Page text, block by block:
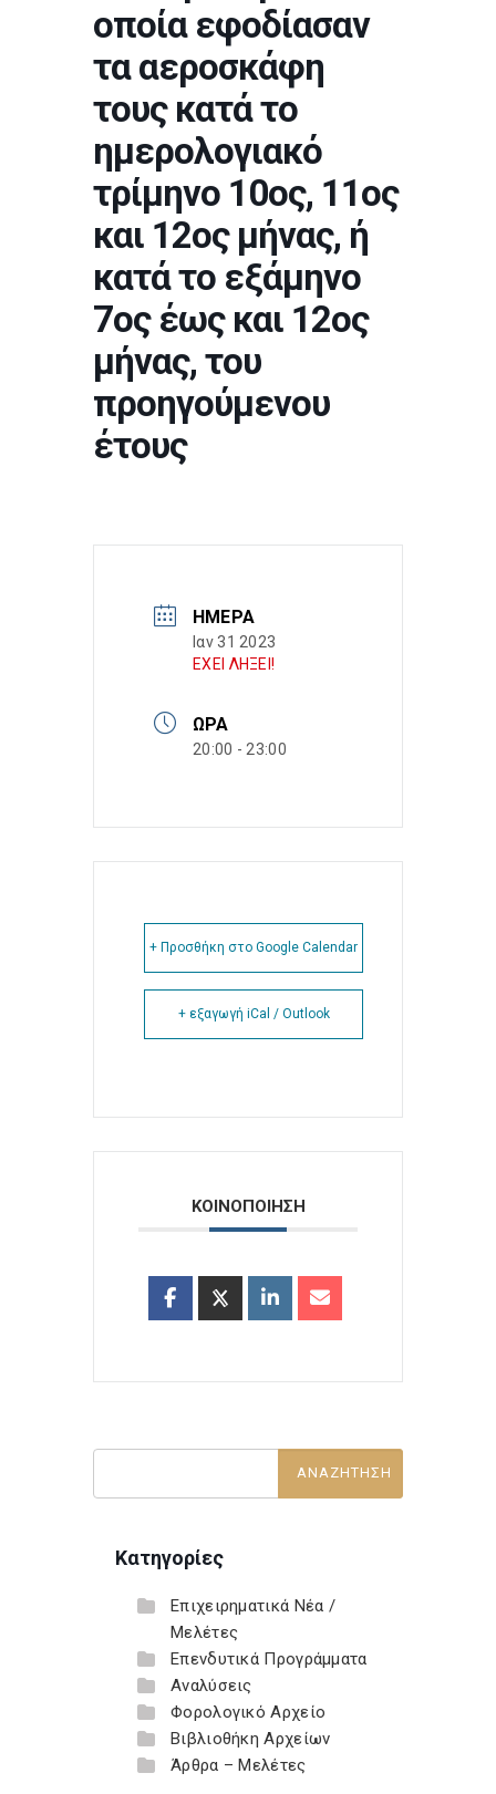
οποία εφοδίασαν
τα αεροσκάφη
τους κατά το
ημερολογιακό
τρίμηνο 10ος, 11ος
και 12ος μήνας, ή
κατά το εξάμηνο
7ος έως και 12ος
μήνας, του
προηγούμενου
έτους
ΗΜΈΡΑ
Ιαν 31 2023
ΕΧΕΙ ΛΗΞΕΙ!
ΏΡΑ
20:00 - 23:00
+ Προσθήκη στο Google Calendar
+ εξαγωγή iCal / Outlook
ΚΟΙΝΟΠΟΙΗΣΗ
Κατηγορίες
Επιχειρηματικά Νέα /
Μελέτες
Επενδυτικά Προγράμματα
Αναλύσεις
Φορολογικό Αρχείο
Βιβλιοθήκη Αρχείων
Άρθρα – Μελέτες